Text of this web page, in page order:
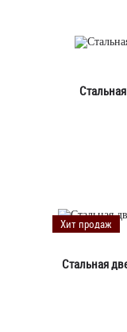
Хит продаж
Стальная